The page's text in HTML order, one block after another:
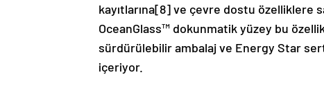
kayıtlarına[8] ve çevre dostu özelliklere
OceanGlass™ dokunmatik yüzey bu
sürdürülebilir ambalaj ve Energy Star
içeriyor.